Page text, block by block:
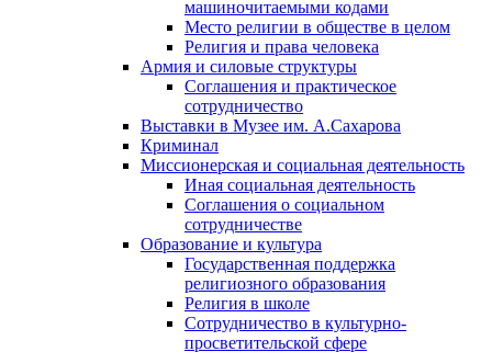
машиночитаемыми кодами
Место религии в обществе в целом
Религия и права человека
Армия и силовые структуры
Соглашения и практическое
сотрудничество
Выставки в Музее им. А.Сахарова
Криминал
Миссионерская и социальная деятельность
Иная социальная деятельность
Соглашения о социальном
сотрудничестве
Образование и культура
Государственная поддержка
религиозного образования
Религия в школе
Сотрудничество в культурно-
просветительской сфере